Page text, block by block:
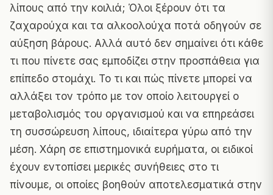
λίπους από την κοιλιά; Όλοι ξέρουν ότι τα
ζαχαρούχα και τα αλκοολούχα ποτά οδηγούν σε
αύξηση βάρους. Αλλά αυτό δεν σημαίνει ότι κάθε
τι που πίνετε σας εμποδίζει στην προσπάθεια για
επίπεδο στομάχι. Το τι και πώς πίνετε μπορεί να
αλλάξει τον τρόπο με τον οποίο λειτουργεί ο
μεταβολισμός του οργανισμού και να επηρεάσει
τη συσσώρευση λίπους, ιδιαίτερα γύρω από την
μέση. Χάρη σε επιστημονικά ευρήματα, οι ειδικοί
έχουν εντοπίσει μερικές συνήθειες στο τι
πίνουμε, οι οποίες βοηθούν αποτελεσματικά στην